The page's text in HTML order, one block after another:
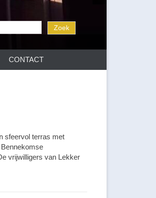
CONTACT
sfeervol terras met
vrijwilligers van Lekker